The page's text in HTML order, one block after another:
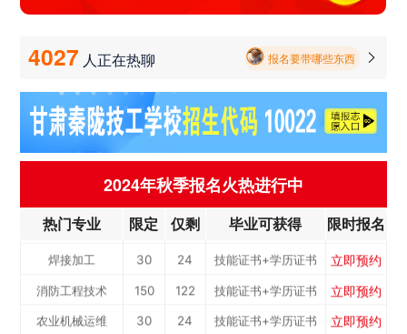
4027 人正在热聊
学校里面的漂亮女孩子多不多呀
报名要带哪些东西 
2024年秋季报名火热进行中
热门专业 限定 仅剩 毕业可获得 限时报名
烹饪(中西式面点) 立即预约
健康服务与管理 40
护理 73 技能证书+学历证书
化工工艺 30 24 技能证书+学历证书 立即预约
机电一体化技术 50 41 技能证书+学历证书 立即预约
3D打印技术应用 30 24 技能证书+学历证书
数控加工(数控车
工）
50 41 技能证书+学历证书 立即预约
焊接加工 30 24 技能证书+学历证书 立即预约
消防工程技术 150 122 技能证书+学历证书 立即预约
农业机械运维 30 24 技能证书+学历证书 立即预约